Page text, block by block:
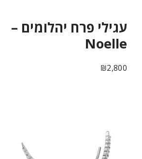
עגילי פרח יהלומים –
Noelle
₪2,800